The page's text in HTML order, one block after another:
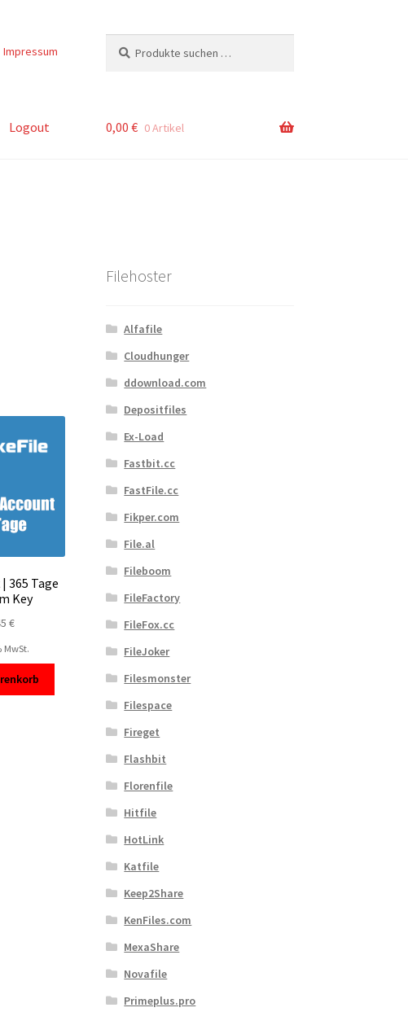
Impressum
nach:
Logout 0,00 € 0 Artikel
365 Tage
Key
€
MwSt.
Filehoster
Alfafile
Cloudhunger
ddownload.com
Depositfiles
Ex-Load
Fastbit.cc
FastFile.cc
Fikper.com
File.al
Fileboom
FileFactory
FileFox.cc
FileJoker
Filesmonster
Filespace
Fireget
Flashbit
Florenfile
Hitfile
HotLink
Katfile
Keep2Share
KenFiles.com
MexaShare
Novafile
Primeplus.pro